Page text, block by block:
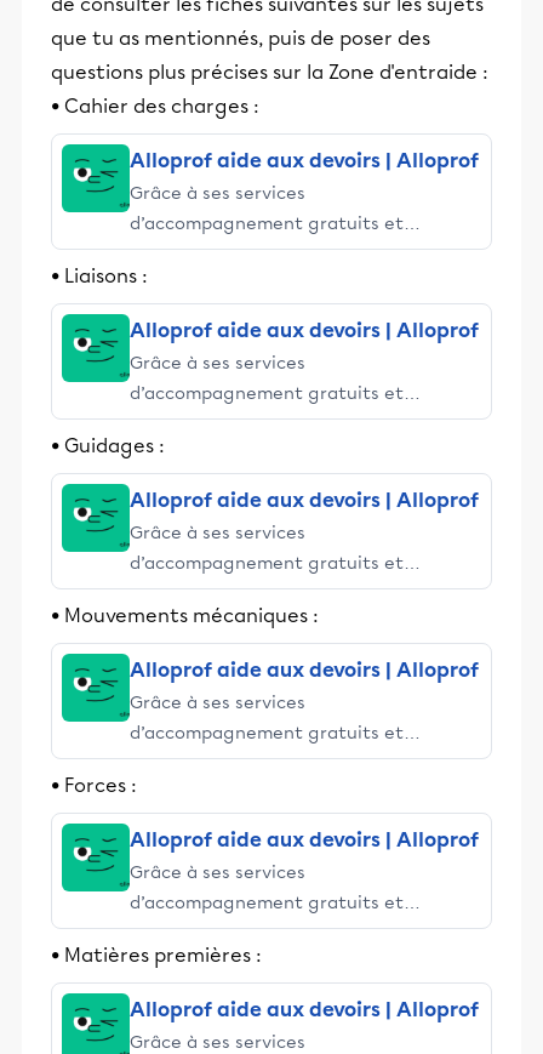
que tu as mentionnés, puis de poser des
questions plus précises sur la Zone d'entraide :
• Cahier des charges :
Alloprof aide aux devoirs | Alloprof
Grâce à ses services
d’accompagnement gratuits et
stimulants, Alloprof engage les élèves
et leurs parents dans la réussite
• Liaisons :
Alloprof aide aux devoirs | Alloprof
Grâce à ses services
d’accompagnement gratuits et
stimulants, Alloprof engage les élèves
et leurs parents dans la réussite
• Guidages :
Alloprof aide aux devoirs | Alloprof
Grâce à ses services
d’accompagnement gratuits et
stimulants, Alloprof engage les élèves
et leurs parents dans la réussite
• Mouvements mécaniques :
Alloprof aide aux devoirs | Alloprof
Grâce à ses services
d’accompagnement gratuits et
stimulants, Alloprof engage les élèves
et leurs parents dans la réussite
• Forces :
Alloprof aide aux devoirs | Alloprof
Grâce à ses services
d’accompagnement gratuits et
stimulants, Alloprof engage les élèves
et leurs parents dans la réussite
• Matières premières :
Alloprof aide aux devoirs | Alloprof
Grâce à ses services